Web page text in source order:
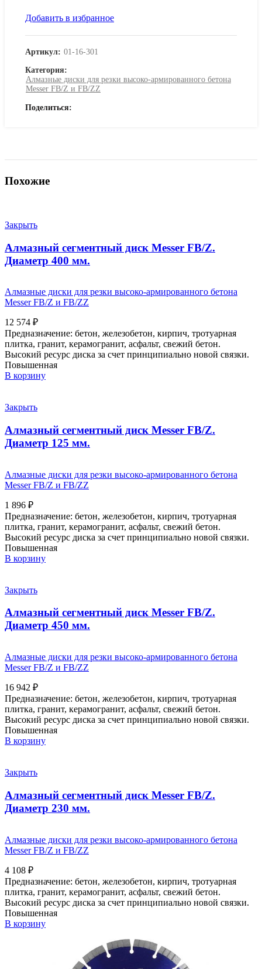
диск
Messer
FB/Z.
300
мм.
Добавить в избранное
Артикул: 01-16-301
Категория:
Алмазные диски для резки высоко-армированного бетона
Messer FB/Z и FB/ZZ
Поделиться
Похожие
Закрыть
Алмазный сегментный диск Messer FB/Z.
Диаметр 400 мм.
Алмазные диски для резки высоко-армированного бетона
Messer FB/Z и FB/ZZ
12 574 ₽
Предназначение: бетон, железобетон, кирпич, тротуарная
плитка, гранит, керамогранит, асфальт, свежий бетон.
Высокий ресурс диска за счет принципиально новой связки.
Повышенная
В корзину
Закрыть
Алмазный сегментный диск Messer FB/Z.
Диаметр 125 мм.
Алмазные диски для резки высоко-армированного бетона
Messer FB/Z и FB/ZZ
1 896 ₽
Предназначение: бетон, железобетон, кирпич, тротуарная
плитка, гранит, керамогранит, асфальт, свежий бетон.
Высокий ресурс диска за счет принципиально новой связки.
Повышенная
В корзину
Закрыть
Алмазный сегментный диск Messer FB/Z.
Диаметр 450 мм.
Алмазные диски для резки высоко-армированного бетона
Messer FB/Z и FB/ZZ
16 942 ₽
Предназначение: бетон, железобетон, кирпич, тротуарная
плитка, гранит, керамогранит, асфальт, свежий бетон.
Высокий ресурс диска за счет принципиально новой связки.
Повышенная
В корзину
Закрыть
Алмазный сегментный диск Messer FB/Z.
Диаметр 230 мм.
Алмазные диски для резки высоко-армированного бетона
Messer FB/Z и FB/ZZ
4 108 ₽
Предназначение: бетон, железобетон, кирпич, тротуарная
плитка, гранит, керамогранит, асфальт, свежий бетон.
Высокий ресурс диска за счет принципиально новой связки.
Повышенная
В корзину